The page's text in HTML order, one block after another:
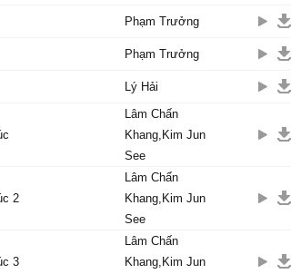
Phạm Trưởng
Phạm Trưởng
Lý Hải
Lâm Chấn
Khang,Kim Jun
See
2
Lâm Chấn
Khang,Kim Jun
See
3
Lâm Chấn
Khang,Kim Jun